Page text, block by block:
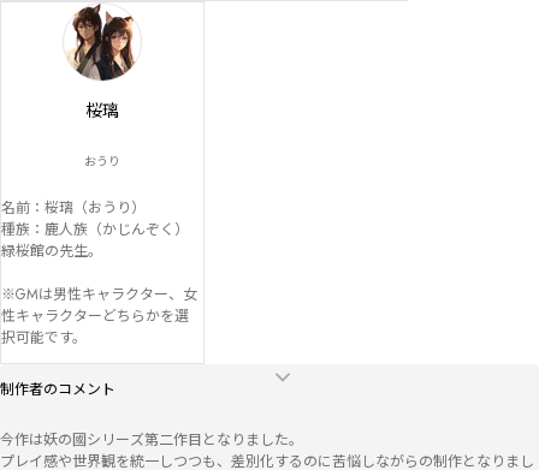
桜璃
おうり
名前：桜璃（おうり）
種族：鹿人族（かじんぞく）
緑桜館の先生。
※GMは男性キャラクター、女
性キャラクターどちらかを選
択可能です。
制作者のコメント
今作は妖の國シリーズ第二作目となりました。
プレイ感や世界観を統一しつつも、差別化するのに苦悩しながらの制作となりまし